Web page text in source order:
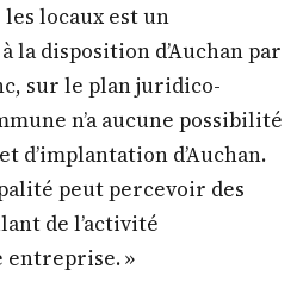
locaux est un
disposition d’Auchan par
sur le plan juridico-
n’a aucune possibilité
d’implantation d’Auchan.
peut percevoir des
de l’activité
entreprise. »